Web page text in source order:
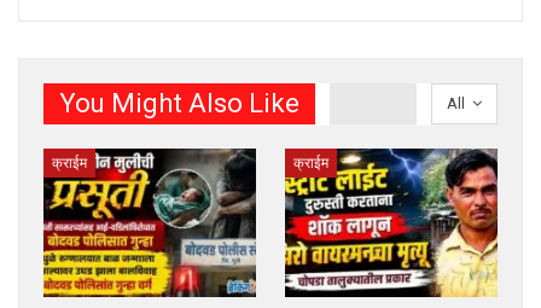
All
You Might Also Like
क्राईम क्राईम